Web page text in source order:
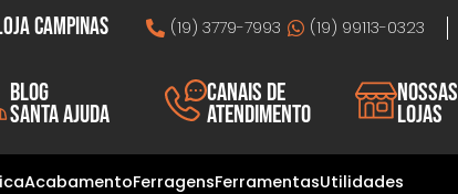
Campinas (19) 3779-7993 (19) 99113-0323
Blog
Santa Ajuda
Canais de
atendimento
Nossas
lojas
AcabamentoFerragensFerramentasUtilidades